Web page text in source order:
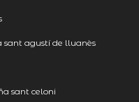
sant agustí de lluanès
sant celoni